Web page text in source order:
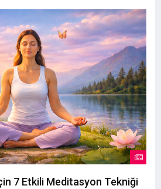
7 Etkili Meditasyon Tekniği